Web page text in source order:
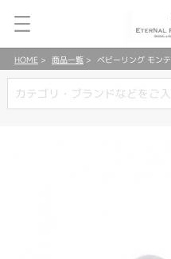
HOME 商品一覧 ベビーリング モンテ